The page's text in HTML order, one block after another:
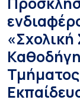
«Σχολική